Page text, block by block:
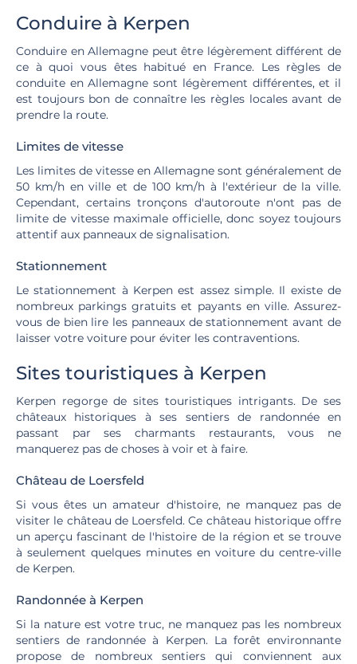
Conduire à Kerpen
Conduire en Allemagne peut être légèrement différent de
ce à quoi vous êtes habitué en France. Les règles de
conduite en Allemagne sont légèrement différentes, et il
est toujours bon de connaître les règles locales avant de
prendre la route.
Limites de vitesse
Les limites de vitesse en Allemagne sont généralement de
50 km/h en ville et de 100 km/h à l'extérieur de la ville.
Cependant, certains tronçons d'autoroute n'ont pas de
limite de vitesse maximale officielle, donc soyez toujours
attentif aux panneaux de signalisation.
Stationnement
Le stationnement à Kerpen est assez simple. Il existe de
nombreux parkings gratuits et payants en ville. Assurez-
vous de bien lire les panneaux de stationnement avant de
laisser votre voiture pour éviter les contraventions.
Sites touristiques à Kerpen
Kerpen regorge de sites touristiques intrigants. De ses
châteaux historiques à ses sentiers de randonnée en
passant par ses charmants restaurants, vous ne
manquerez pas de choses à voir et à faire.
Château de Loersfeld
Si vous êtes un amateur d'histoire, ne manquez pas de
visiter le château de Loersfeld. Ce château historique offre
un aperçu fascinant de l'histoire de la région et se trouve
à seulement quelques minutes en voiture du centre-ville
de Kerpen.
Randonnée à Kerpen
Si la nature est votre truc, ne manquez pas les nombreux
sentiers de randonnée à Kerpen. La forêt environnante
propose de nombreux sentiers qui conviennent aux